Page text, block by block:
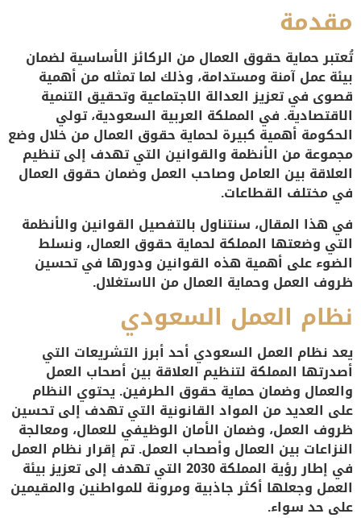
مقدمة
تُعتبر حماية حقوق العمال من الركائز الأساسية لضمان
بيئة عمل آمنة ومستدامة، وذلك لما تمثله من أهمية
قصوى في تعزيز العدالة الاجتماعية وتحقيق التنمية
الاقتصادية. في المملكة العربية السعودية، تولي
الحكومة أهمية كبيرة لحماية حقوق العمال من خلال وضع
مجموعة من الأنظمة والقوانين التي تهدف إلى تنظيم
العلاقة بين العامل وصاحب العمل وضمان حقوق العمال
في مختلف القطاعات.
في هذا المقال، سنتناول بالتفصيل القوانين والأنظمة
التي وضعتها المملكة لحماية حقوق العمال، ونسلط
الضوء على أهمية هذه القوانين ودورها في تحسين
ظروف العمل وحماية العمال من الاستغلال.
نظام العمل السعودي
يعدنظام العمل السعودي أحد أبرز التشريعات التي
أصدرتها المملكة لتنظيم العلاقة بين أصحاب العمل
والعمال وضمان حماية حقوق الطرفين. يحتوي النظام
على العديد من المواد القانونية التي تهدف إلى تحسين
ظروف العمل، وضمان الأمان الوظيفي للعمال، ومعالجة
النزاعات بين العمال وأصحاب العمل. تم إقرار نظام العمل
في إطار رؤية المملكة 2030 التي تهدف إلى تعزيز بيئة
العمل وجعلها أكثر جاذبية ومرونة للمواطنين والمقيمين
على حد سواء.